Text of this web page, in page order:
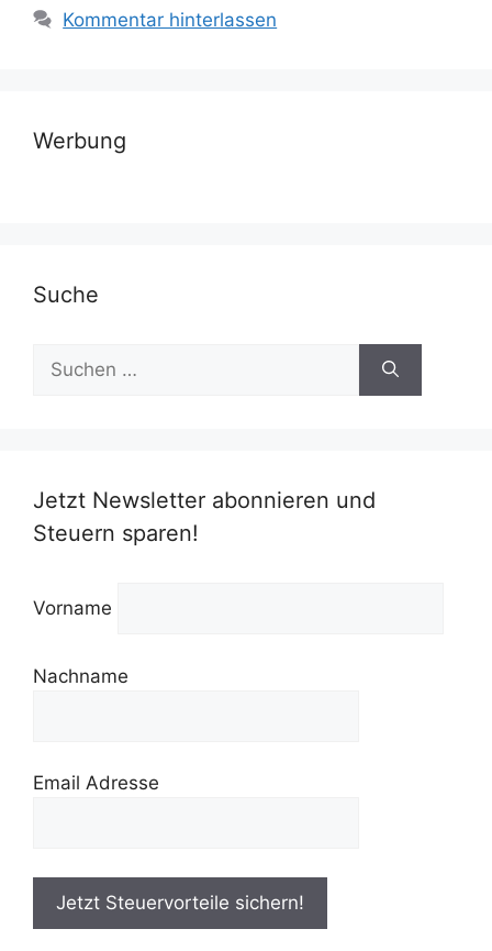
Kommentar hinterlassen
Werbung
Suche
Suchen
nach:
Jetzt Newsletter abonnieren und
Steuern sparen!
Vorname
Nachname
Email Adresse